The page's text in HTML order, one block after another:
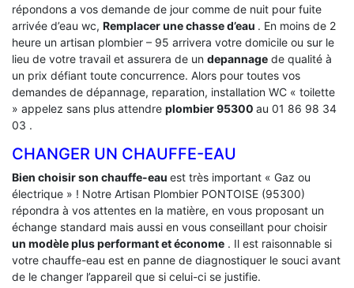
répondons a vos demande de jour comme de nuit pour fuite
arrivée d’eau wc, Remplacer une chasse d’eau . En moins de 2
heure un artisan plombier – 95 arrivera votre domicile ou sur le
lieu de votre travail et assurera de un depannage de qualité à
un prix défiant toute concurrence. Alors pour toutes vos
demandes de dépannage, reparation, installation WC « toilette
» appelez sans plus attendre plombier 95300 au 01 86 98 34
03 .
CHANGER UN CHAUFFE-EAU
Bien choisir son chauffe-eau est très important « Gaz ou
électrique » ! Notre Artisan Plombier PONTOISE (95300)
répondra à vos attentes en la matière, en vous proposant un
échange standard mais aussi en vous conseillant pour choisir
un modèle plus performant et économe . Il est raisonnable si
votre chauffe-eau est en panne de diagnostiquer le souci avant
de le changer l’appareil que si celui-ci se justifie.